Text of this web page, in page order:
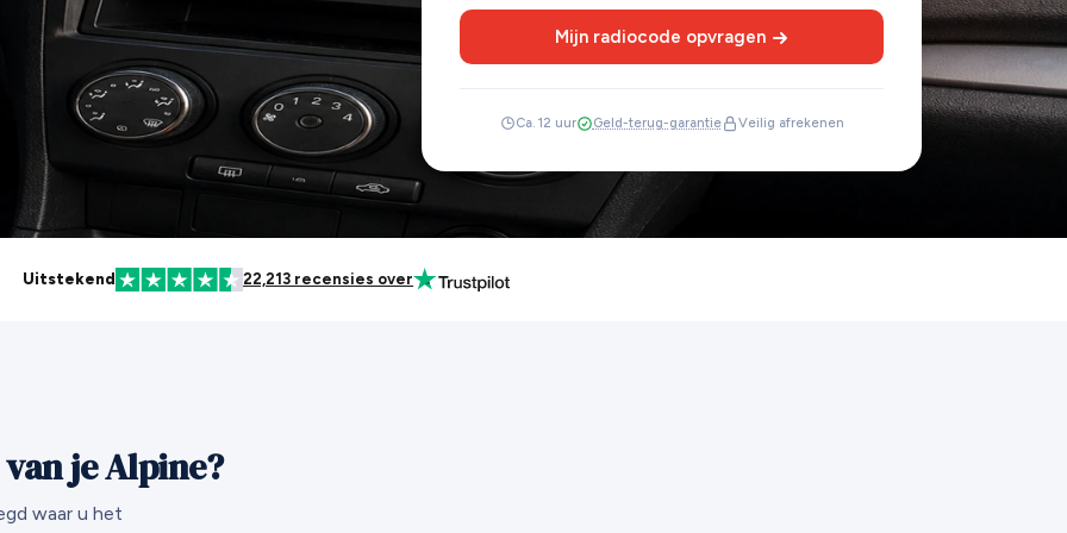
Mijn radiocode opvragen
Ca. 12 uur Geld-terug-garantie Veilig afrekenen
Uitstekend 22,213 recensies over
je Alpine?
waar u het